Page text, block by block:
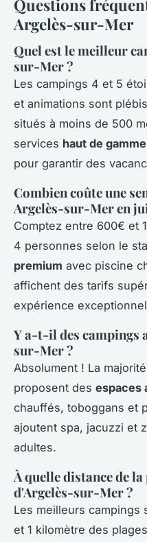
Questions
Argelès-sur-Mer
Quel est le meilleur
sur-Mer ?
Les campings 4 et 5
et animations sont
situés à moins de 500
services haut de gamme
pour garantir des
Combien coûte une
Argelès-sur-Mer en
Comptez entre 600€ et
4 personnes selon le
premium avec piscine
affichent des tarifs
expérience
Y a-t-il des campings
sur-Mer ?
Absolument ! La
proposent des espaces
chauffés, toboggans et
ajoutent spa, jacuzzi et
adultes.
À quelle distance de
d'Argelès-sur-Mer ?
Les meilleurs campings
et 1 kilomètre des